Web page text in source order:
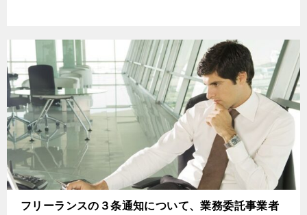
フリーランスの３条通知について、業務委託事業者